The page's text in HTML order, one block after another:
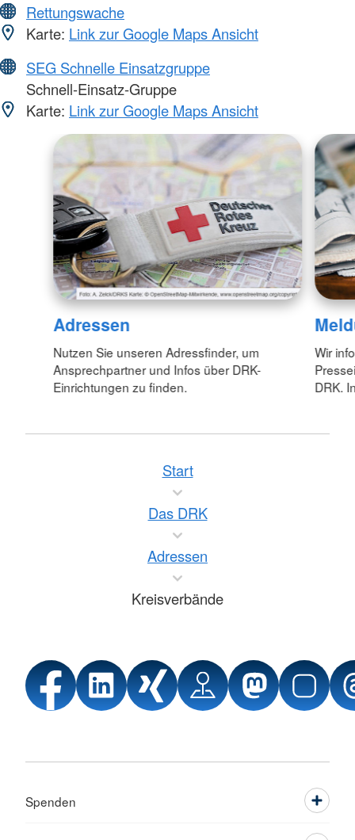
Rettungswache
Karte: Link zur Google Maps Ansicht
SEG Schnelle Einsatzgruppe
Schnell-Einsatz-Gruppe
Karte: Link zur Google Maps Ansicht
Adressen
Nutzen Sie unseren Adressfinder, um
Ansprechpartner und Infos über DRK-
Einrichtungen zu finden.
Wir
DRK.
Start
Das DRK
Adressen
Kreisverbände
Spenden